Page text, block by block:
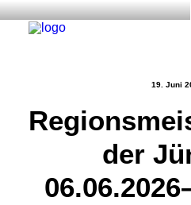
Start
19. Juni
der